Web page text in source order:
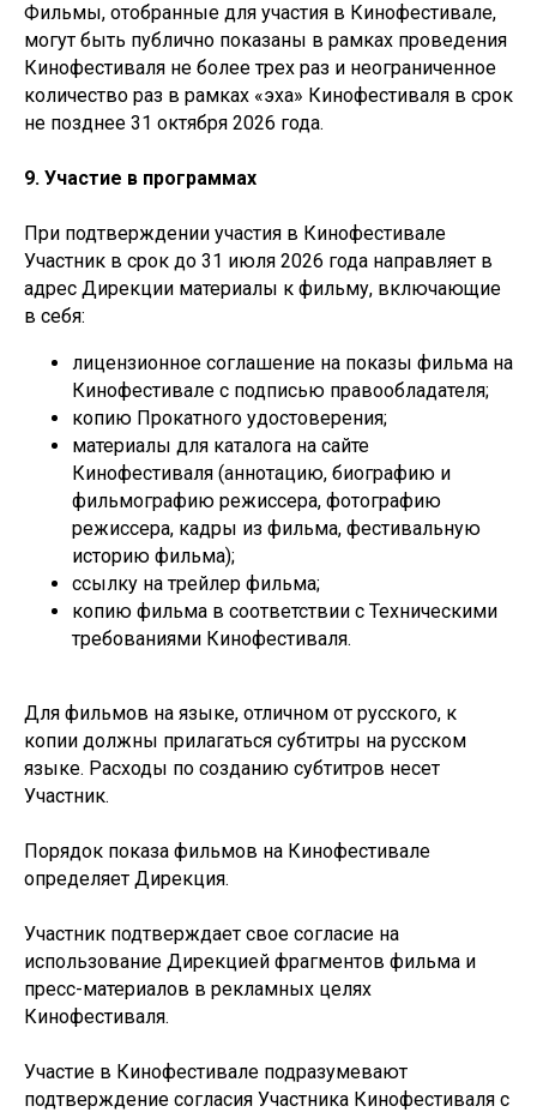
Фильмы, отобранные для участия в Кинофестивале,
могут быть публично показаны в рамках проведения
Кинофестиваля не более трех раз и неограниченное
количество раз в рамках «эха» Кинофестиваля в срок
не позднее 31 октября 2026 года.
9. Участие в программах
При подтверждении участия в Кинофестивале
Участник в срок до 31 июля 2026 года направляет в
адрес Дирекции материалы к фильму, включающие
в себя:
лицензионное соглашение на показы фильма на
Кинофестивале с подписью правообладателя;
копию Прокатного удостоверения;
материалы для каталога на сайте
Кинофестиваля (аннотацию, биографию и
фильмографию режиссера, фотографию
режиссера, кадры из фильма, фестивальную
историю фильма);
ссылку на трейлер фильма;
копию фильма в соответствии с Техническими
требованиями Кинофестиваля.
Для фильмов на языке, отличном от русского, к
копии должны прилагаться субтитры на русском
языке. Расходы по созданию субтитров несет
Участник.
Порядок показа фильмов на Кинофестивале
определяет Дирекция.
Участник подтверждает свое согласие на
использование Дирекцией фрагментов фильма и
пресс-материалов в рекламных целях
Кинофестиваля.
Участие в Кинофестивале подразумевают
подтверждение согласия Участника Кинофестиваля с